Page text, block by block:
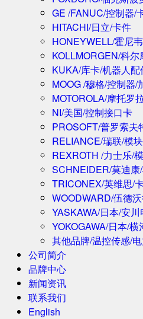
GE /FANUC/控制器/
HITACHI/日立/卡件
HONEYWELL/霍尼
KOLLMORGEN/科尔
KUKA/库卡/机器人配
MOOG /穆格/控制器/
MOTOROLA/摩托罗
NI/美国/控制接口卡
PROSOFT/普罗索夫
RELIANCE/瑞联/模块
REXROTH /力士乐/
SCHNEIDER/莫迪康
TRICONEX/英维思/
WOODWARD/伍德
YASKAWA/日本/安川
YOKOGAWA/日本/横
其他品牌/温控传感/
公司简介
品牌中心
新闻资讯
联系我们
English